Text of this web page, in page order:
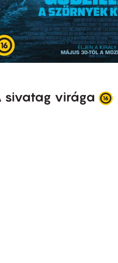
sivatag virága